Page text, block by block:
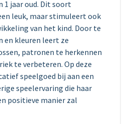
1 jaar oud. Dit soort
leuk, maar stimuleert ook
van het kind. Door te
en kleuren leert ze
patronen te herkennen
te verbeteren. Op deze
speelgoed bij aan een
speelervaring die haar
positieve manier zal